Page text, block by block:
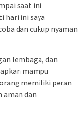
saat ini
hari ini saya
dan cukup nyaman
lembaga, dan
mampu
memiliki peran
aman dan